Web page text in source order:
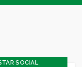
SOCIAL